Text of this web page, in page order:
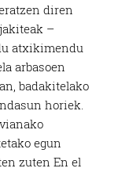
diren
–
atxikimendu
arbasoen
badakitelako
horiek.
egun
zuten En el